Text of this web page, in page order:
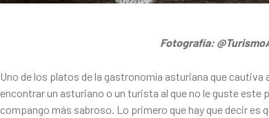
Fotografía:
Uno de los platos de la gastronomía asturiana que cautiva
encontrar un asturiano o un turista al que no le guste este
compango más sabroso. Lo primero que hay que decir es